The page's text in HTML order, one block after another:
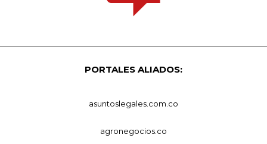
PORTALES ALIADOS:
asuntoslegales.com.co
agronegocios.co